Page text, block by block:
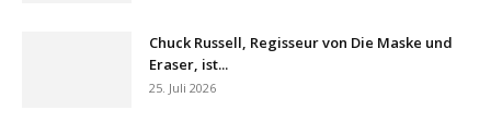
Chuck Russell, Regisseur von Die Maske und
Eraser, ist...
25. Juli 2026